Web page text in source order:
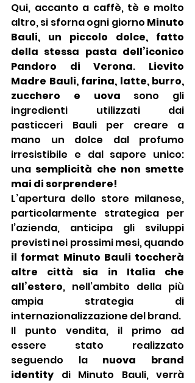
Qui, accanto a caffè, tè e molto
altro, si sforna ogni giorno Minuto
Bauli, un piccolo dolce, fatto
della stessa pasta dell’iconico
Pandoro di Verona. Lievito
Madre Bauli, farina, latte, burro,
zucchero e uova sono gli
ingredienti utilizzati dai
pasticceri Bauli per creare a
mano un dolce dal profumo
irresistibile e dal sapore unico:
una semplicità che non smette
mai di sorprendere!
L’apertura dello store milanese,
particolarmente strategica per
l’azienda, anticipa gli sviluppi
il format Minuto Bauli toccherà
altre città sia in Italia che
all’estero, nell’ambito della più
ampia strategia di
internazionalizzazione del brand.
Il punto vendita, il primo ad
essere stato realizzato
seguendo la nuova brand
identity di Minuto Bauli, verrà